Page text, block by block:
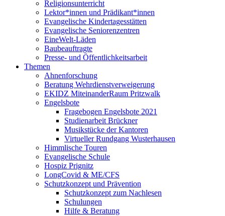
Religionsunterricht
Lektor*innen und Prädikant*innen
Evangelische Kindertagesstätten
Evangelische Seniorenzentren
EineWelt-Läden
Baubeauftragte
Presse- und Öffentlichkeitsarbeit
Themen
Ahnenforschung
Beratung Wehrdienstverweigerung
EKIDZ MiteinanderRaum Pritzwalk
Engelsbote
Fragebogen Engelsbote 2021
Studienarbeit Brückner
Musikstücke der Kantoren
Virtueller Rundgang Wusterhausen
Himmlische Touren
Evangelische Schule
Hospiz Prignitz
LongCovid & ME/CFS
Schutzkonzept und Prävention
Schutzkonzept zum Nachlesen
Schulungen
Hilfe & Beratung